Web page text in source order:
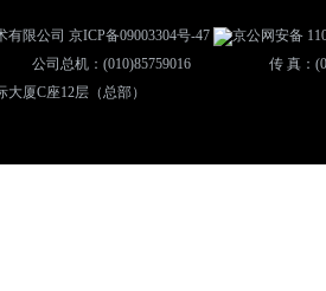
有限公司 京ICP备09003304号-47
京公网安备
公司总机：(010)85759016
传 真：
厦C座12层（总部）